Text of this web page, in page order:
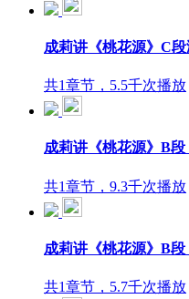
成莉讲《桃花源》C
共1章节，5.5千次播放
成莉讲《桃花源》B
共1章节，9.3千次播放
成莉讲《桃花源》B
共1章节，5.7千次播放